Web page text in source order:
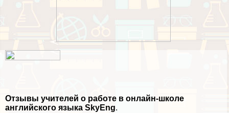
Отзывы учителей о работе в онлайн-школе
английского языка SkyEng.